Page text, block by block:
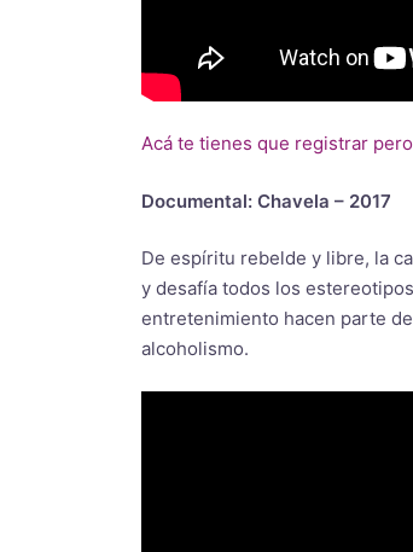
Acá te tienes que registrar
Documental: Chavela – 2017
De espíritu rebelde y libre, la
y desafía todos los
entretenimiento hacen parte
alcoholismo.